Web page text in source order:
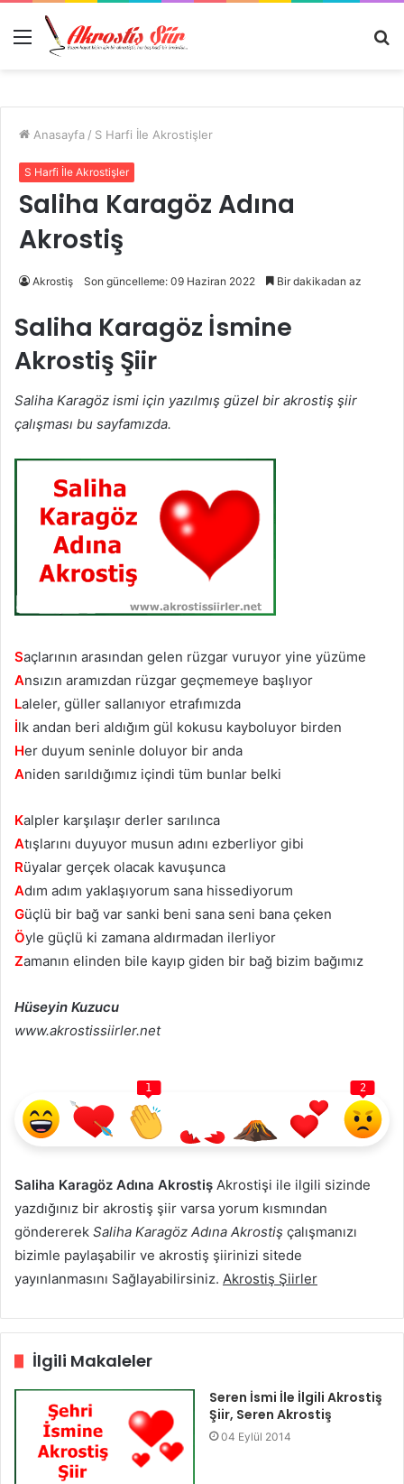
Menü
Anasayfa / S Harfi İle Akrostişler
S Harfi İle Akrostişler
Saliha Karagöz Adına
Akrostiş
Akrostiş Son güncelleme: 09 Haziran 2022 Bir dakikadan az
Saliha Karagöz İsmine
Akrostiş Şiir
Saliha Karagöz ismi için yazılmış güzel bir akrostiş şiir
çalışması bu sayfamızda.
Saçlarının arasından gelen rüzgar vuruyor yine yüzüme
Ansızın aramızdan rüzgar geçmemeye başlıyor
Laleler, güller sallanıyor etrafımızda
İlk andan beri aldığım gül kokusu kayboluyor birden
Her duyum seninle doluyor bir anda
Aniden sarıldığımız içindi tüm bunlar belki
Kalpler karşılaşır derler sarılınca
Atışlarını duyuyor musun adını ezberliyor gibi
Rüyalar gerçek olacak kavuşunca
Adım adım yaklaşıyorum sana hissediyorum
Güçlü bir bağ var sanki beni sana seni bana çeken
Öyle güçlü ki zamana aldırmadan ilerliyor
Zamanın elinden bile kayıp giden bir bağ bizim bağımız
Hüseyin Kuzucu
www.akrostissiirler.net
1 2
Saliha Karagöz Adına Akrostiş Akrostişi ile ilgili sizinde
yazdığınız bir akrostiş şiir varsa yorum kısmından
göndererek Saliha Karagöz Adına Akrostiş çalışmanızı
bizimle paylaşabilir ve akrostiş şiirinizi sitede
yayınlanmasını Sağlayabilirsiniz. Akrostiş Şiirler
İlgili Makaleler
Seren İsmi İle İlgili Akrostiş
Şiir, Seren Akrostiş
04 Eylül 2014